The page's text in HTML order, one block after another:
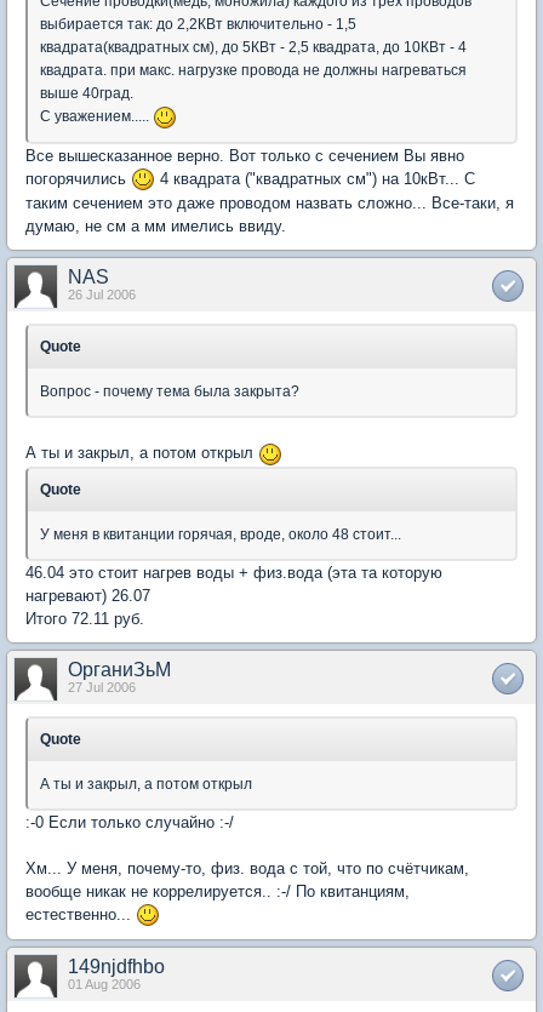
выбирается так: до 2,2КВт включительно - 1,5
квадрата(квадратных см), до 5КВт - 2,5 квадрата, до 10КВт - 4
квадрата. при макс. нагрузке провода не должны нагреваться
выше 40град.
С уважением.....
Все вышесказанное верно. Вот только с сечением Вы явно
погорячились
4 квадрата ("квадратных см") на 10кВт... С
таким сечением это даже проводом назвать сложно... Все-таки, я
думаю, не см а мм имелись ввиду.
NAS
26 Jul 2006
Quote
Вопрос - почему тема была закрыта?
А ты и закрыл, а потом открыл
Quote
У меня в квитанции горячая, вроде, около 48 стоит...
46.04 это стоит нагрев воды + физ.вода (эта та которую
нагревают) 26.07
Итого 72.11 руб.
ОрганиЗьМ
27 Jul 2006
Quote
А ты и закрыл, а потом открыл
:-0 Если только случайно :-/
Хм... У меня, почему-то, физ. вода с той, что по счётчикам,
вообще никак не коррелируется.. :-/ По квитанциям,
естественно...
149njdfhbo
01 Aug 2006